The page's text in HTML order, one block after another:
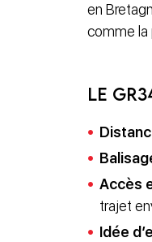
en
comme la
Le
Accès
trajet
Idée